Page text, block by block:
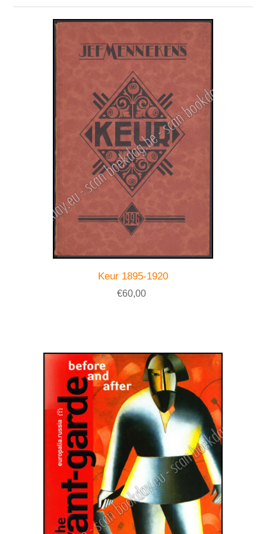
Keur 1895-1920
€60,00